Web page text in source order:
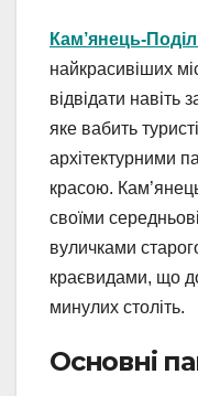
Кам’янець-
найкрасивіших
відвідати навіть
яке вабить
архітектурними
красою.
своїми
вуличками
краєвидами, що
минулих століть.
Основні